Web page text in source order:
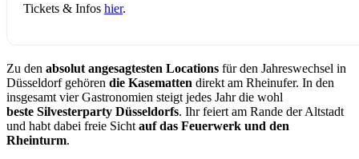
Tickets & Infos hier.
Zu den absolut angesagtesten Locations für den Jahreswechsel in
Düsseldorf gehören die Kasematten direkt am Rheinufer. In den
insgesamt vier Gastronomien steigt jedes Jahr die wohl
beste Silvesterparty Düsseldorfs. Ihr feiert am Rande der Altstadt
und habt dabei freie Sicht auf das Feuerwerk und den
Rheinturm.